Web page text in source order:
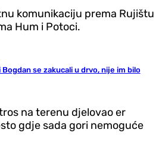
komunikaciju prema Rujištu
Hum i Potoci.
Bogdan se zakucali u drvo, nije im bilo
na terenu djelovao er
gdje sada gori nemoguće